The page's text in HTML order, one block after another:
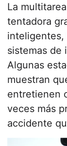
La
tentadora
inteligentes,
sistemas de
Algunas
muestran
entretienen
veces más
accidente